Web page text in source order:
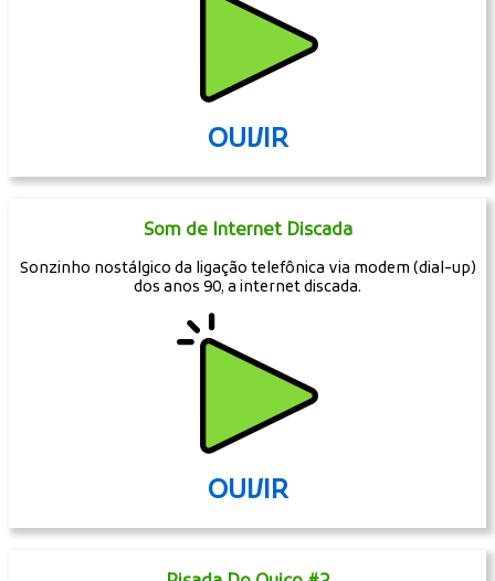
OUVIR
Som de Internet Discada
Sonzinho nostálgico da ligação telefônica via modem (dial-up)
dos anos 90, a internet discada.
OUVIR